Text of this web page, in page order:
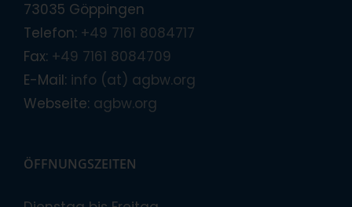
73035 Göppingen
Telefon: +49 7161 8084717
Fax: +49 7161 8084709
E-Mail: info (at) agbw.org
Webseite: agbw.org
ÖFFNUNGSZEITEN